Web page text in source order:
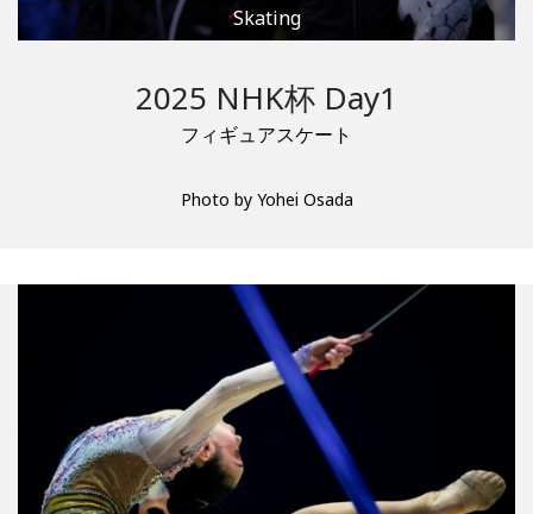
Skating
2025 NHK杯 Day1
フィギュアスケート
Photo by Yohei Osada